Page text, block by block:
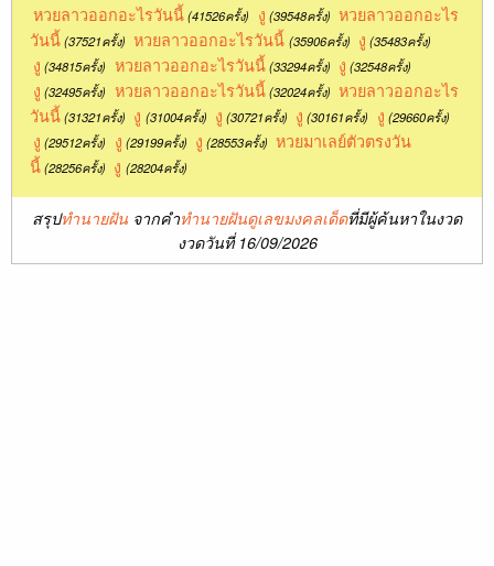
หวยลาวออกอะไรวันนี้ (41526ครั้ง) งู (39548ครั้ง) หวยลาวออกอะไร
วันนี้(37521ครั้ง) หวยลาวออกอะไรวันนี้ (35906ครั้ง) งู (35483ครั้ง)
งู (34815ครั้ง) หวยลาวออกอะไรวันนี้ (33294ครั้ง) งู (32548ครั้ง)
งู (32495ครั้ง) หวยลาวออกอะไรวันนี้ (32024ครั้ง) หวยลาวออกอะไร
วันนี้(31321ครั้ง) งู (31004ครั้ง) งู (30721ครั้ง) งู (30161ครั้ง) งู (29660ครั้ง)
งู (29512ครั้ง) งู (29199ครั้ง) งู (28553ครั้ง) หวยมาเลย์ตัวตรงวัน
นี้(28256ครั้ง) งู (28204ครั้ง)
สรุปทำนายฝัน จากคำทำนายฝันดูเลขมงคลเด็ดที่มีผู้ค้นหาในงวด
งวดวันที่ 16/09/2026